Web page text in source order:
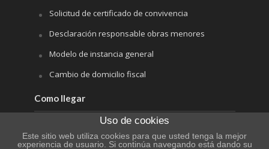
Solicitud de certificado de convivencia
Desclaración responsable obras menores
Modelo de instancia general
Cambio de domicilio fiscal
Como llegar
Uso de cookies
Este sitio web utiliza cookies para que usted tenga la mejor
experiencia de usuario. Si continúa navegando está dando su